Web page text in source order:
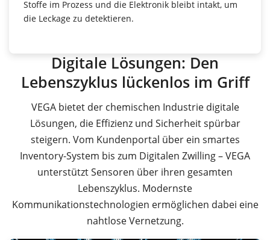
Stoffe im Prozess und die Elektronik bleibt intakt, um
die Leckage zu detektieren.
Digitale Lösungen: Den
Lebenszyklus lückenlos im Griff
VEGA bietet der chemischen Industrie digitale
Lösungen, die Effizienz und Sicherheit spürbar
steigern. Vom Kundenportal über ein smartes
Inventory-System bis zum Digitalen Zwilling – VEGA
unterstützt Sensoren über ihren gesamten
Lebenszyklus. Modernste
Kommunikationstechnologien ermöglichen dabei eine
nahtlose Vernetzung.